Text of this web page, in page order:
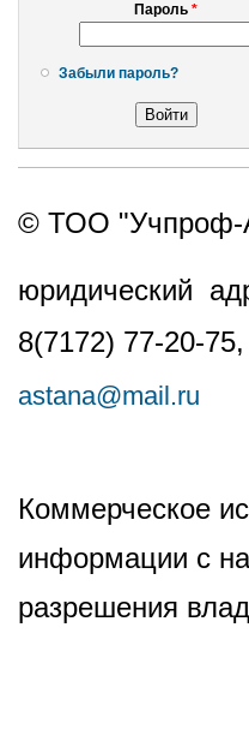
Пароль *
Забыли пароль?
© ТОО "Учпроф-
юридический
8(7172) 77-20-
astana@mail.ru
Коммерческое
информации с
разрешения